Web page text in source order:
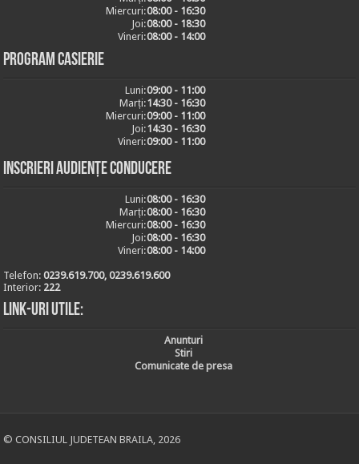
Miercuri:08:00 - 16:30
Joi:08:00 - 18:30
Vineri:08:00 - 14:00
Program casierie
Luni:09:00 - 11:00
Marți:14:30 - 16:30
Miercuri:09:00 - 11:00
Joi:14:30 - 16:30
Vineri:09:00 - 11:00
Inscrieri audiențe conducere
Luni:08:00 - 16:30
Marți:08:00 - 16:30
Miercuri:08:00 - 16:30
Joi:08:00 - 16:30
Vineri:08:00 - 14:00
Telefon:0239.619.700, 0239.619.600
Interior: 222
Link-uri utile:
Anunturi
Stiri
Comunicate de presa
© CONSILIUL JUDETEAN BRAILA, 2026